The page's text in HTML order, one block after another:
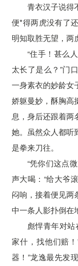
青衣汉子说得
便*得两虎没有了
明知取胜无望，两
“住手！甚么
太长了是么？”门
一身素衣的妙龄女
娇躯曼妙，酥胸高
息，身后还跟着两
她。虽然众人都听
是拳来刀往。
“凭你们这点
声大喝：“给大爷
闷响，接着便见两
中一条人影扑倒在
彪悍青年对
家什，找他们赔
器！”龙逸最先发